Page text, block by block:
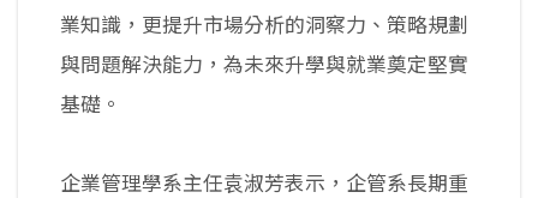
業知識，更提升市場分析的洞察力、策略規劃
與問題解決能力，為未來升學與就業奠定堅實
基礎。
企業管理學系主任袁淑芳表示，企管系長期重